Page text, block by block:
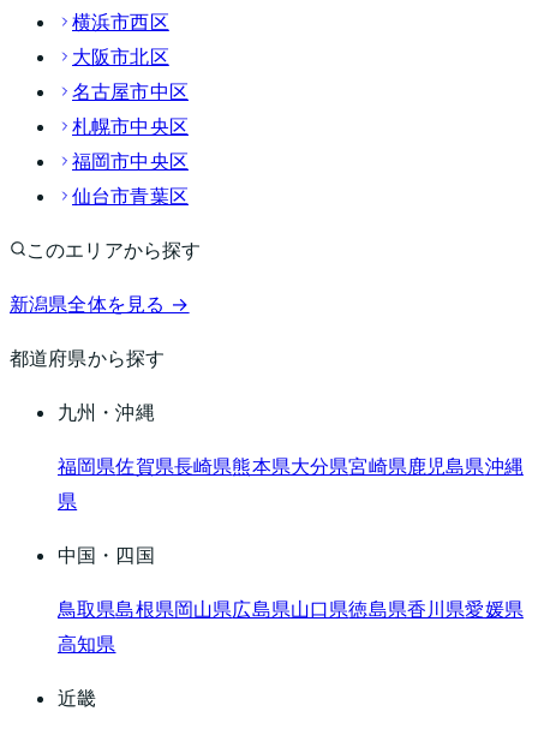
横浜市西区
大阪市北区
名古屋市中区
札幌市中央区
福岡市中央区
仙台市青葉区
このエリアから探す
新潟県全体を見る →
都道府県から探す
九州・沖縄
福岡県佐賀県長崎県熊本県大分県宮崎県鹿児島県沖縄
県
中国・四国
鳥取県島根県岡山県広島県山口県徳島県香川県愛媛県
高知県
近畿